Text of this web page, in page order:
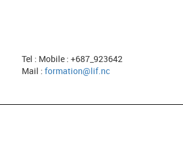
Tel : Mobile : +687_923642
Mail : formation@lif.nc